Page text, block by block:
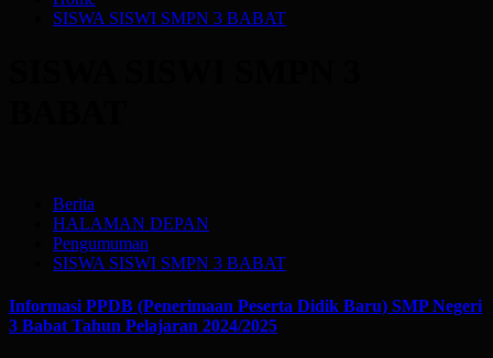
SISWA SISWI SMPN 3 BABAT
Berita
HALAMAN DEPAN
Pengumuman
SISWA SISWI SMPN 3 BABAT
Informasi PPDB (Penerimaan Peserta Didik Baru) SMP Negeri
3 Babat Tahun Pelajaran 2024/2025